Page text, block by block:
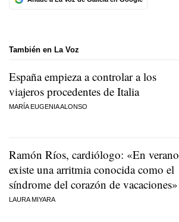
También en La Voz
España empieza a controlar a los
viajeros procedentes de Italia
MARÍA EUGENIA ALONSO
Ramón Ríos, cardiólogo: «En verano
existe una arritmia conocida como el
síndrome del corazón de vacaciones»
LAURA MIYARA